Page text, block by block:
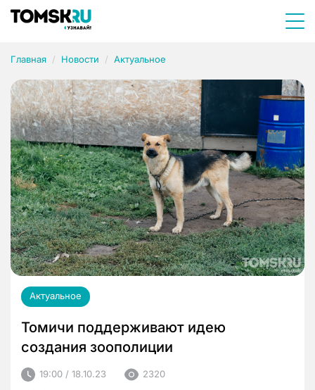
Главная Новости Актуальное
Актуальное
Томичи поддерживают идею
создания зоополиции
19:00 / 18.10.23 2320